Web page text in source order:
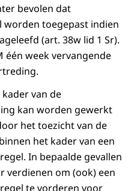
bevolen dat
worden toegepast indien
(art. 38w lid 1 Sr).
week vervangende
van de
kan worden gewerkt
het toezicht van de
het kader van een
In bepaalde gevallen
verdienen om (ook) een
te vorderen voor